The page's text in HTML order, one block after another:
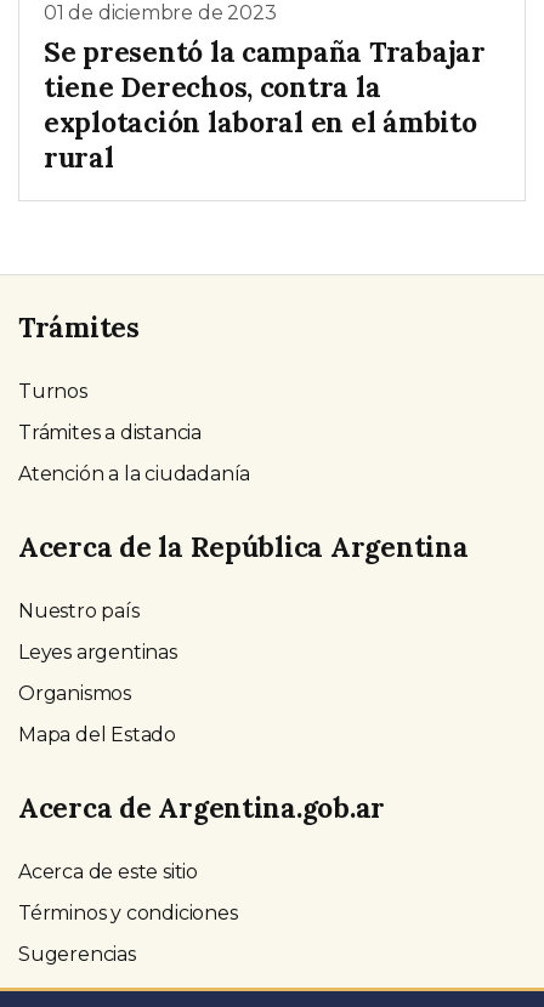
01 de diciembre de 2023
Se presentó la campaña Trabajar
tiene Derechos, contra la
explotación laboral en el ámbito
rural
Trámites
Turnos
Trámites a distancia
Atención a la ciudadanía
Acerca de la República Argentina
Nuestro país
Leyes argentinas
Organismos
Mapa del Estado
Acerca de Argentina.gob.ar
Acerca de este sitio
Términos y condiciones
Sugerencias